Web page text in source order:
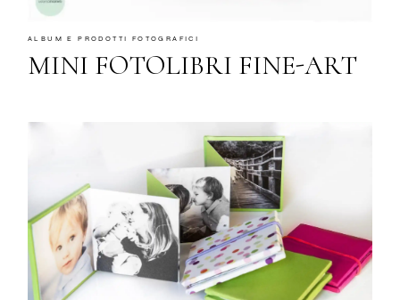
ALBUM E PRODOTTI FOTOGRAFICI
MINI FOTOLIBRI FINE-ART